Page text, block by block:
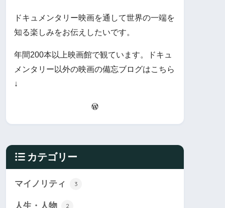
ドキュメンタリー映画を通して世界の一端を
知る楽しみをお伝えしたいです。
年間200本以上映画館で観ています。ドキュ
メンタリー以外の映画の備忘ブログはこちら
↓
カテゴリー
マイノリティ 3
人生・人物 2